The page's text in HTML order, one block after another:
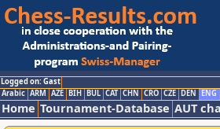
Logged on: Gast
Arabic ARM AZE BIH BUL CAT CHN CRO CZE DEN ENG
Home Tournament-Database AUT